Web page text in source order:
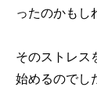
ったのかもし
そのストレス
始めるのでし